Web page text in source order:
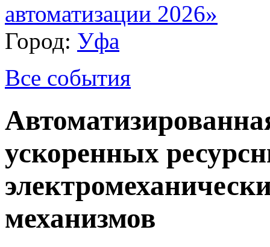
автоматизации 2026»
Город: Уфа
Все события
ускоренных
механизмов